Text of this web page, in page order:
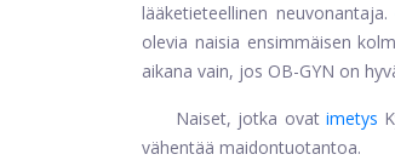
lääketieteellinen neuvonantaja.
olevia naisia ​​ensimmäisen
aikana vain, jos OB-GYN on
Naiset, jotka ovat imetys
vähentää maidontuotantoa.